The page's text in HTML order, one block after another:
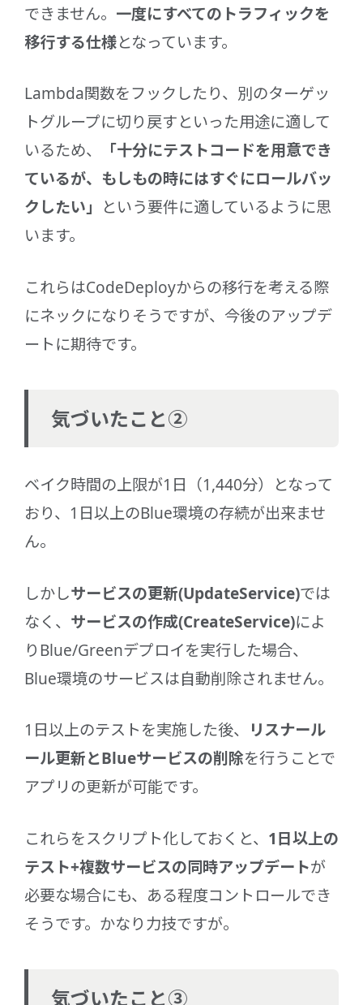
できません。 一度にすべてのトラフィックを
移行する仕様となっています。
Lambda関数をフックしたり、別のターゲッ
トグループに切り戻すといった用途に適して
いるため、
「十分にテストコードを用意でき
ているが、もしもの時にはすぐにロールバッ
クしたい」
という要件に適しているように思
います。
これらはCodeDeployからの移行を考える際
にネックになりそうですが、今後のアップデ
ートに期待です。
気づいたこと②
ベイク時間の上限が1日（1,440分）となって
おり、1日以上のBlue環境の存続が出来ませ
ん。
しかしサービスの更新(UpdateService)では
なく、 サービスの作成(CreateService)によ
りBlue/Greenデプロイを実行した場合、
Blue環境のサービスは自動削除されません。
1日以上のテストを実施した後、
リスナール
ール更新とBlueサービスの削除を行うことで
アプリの更新が可能です。
これらをスクリプト化しておくと、 1日以上の
テスト+複数サービスの同時アップデートが
必要な場合にも、ある程度コントロールでき
そうです。かなり力技ですが。
気づいたこと③